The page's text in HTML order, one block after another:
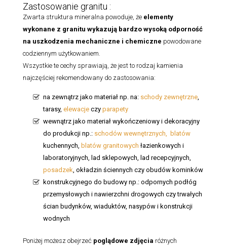
Zastosowanie granitu :
Zwarta struktura mineralna powoduje, że elementy
wykonane z granitu wykazują bardzo wysoką odporność
na uszkodzenia mechaniczne i chemiczne powodowane
codziennym użytkowaniem.
Wszystkie te cechy sprawiają, że jest to rodzaj kamienia
najczęściej rekomendowany do zastosowania:
na zewnątrz jako materiał np. na: schody zewnętrzne
tarasy, elewacje czy parapety
wewnątrz jako materiał wykończeniowy i dekoracyjny
do produkcji np.: schodów wewnętrznych,
blatów
kuchennych, blatów granitowych łazienkowych i
laboratoryjnych, lad sklepowych, lad recepcyjnych,
posadzek , okładzin ściennych czy obudów kominków
konstrukcyjnego do budowy np.: odpornych podłóg
przemysłowych i nawierzchni drogowych czy trwałych
ścian budynków, wiaduktów, nasypów i konstrukcji
wodnych
Poniżej możesz obejrzeć poglądowe zdjęcia różnych